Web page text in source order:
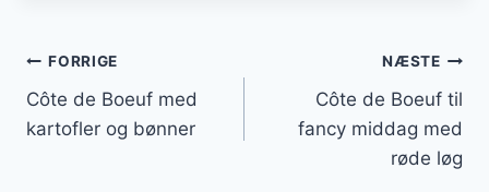
Indlægsnavigation
FORRIGE
Côte de Boeuf med
kartofler og bønner
NÆSTE
Côte de Boeuf til
fancy middag med
røde løg